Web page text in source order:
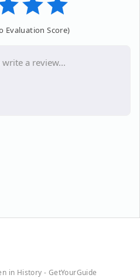
Evaluation Score)
in History - GetYourGuide